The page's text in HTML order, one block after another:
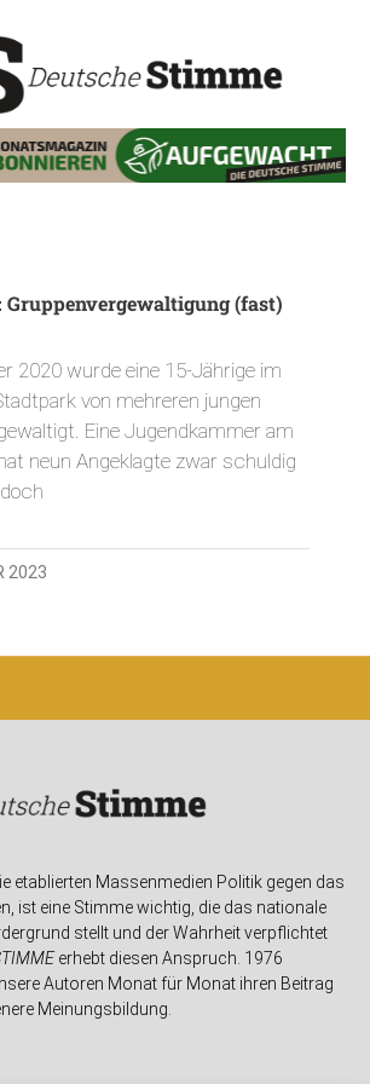
Gruppenvergewaltigung (fast)
2020 wurde eine 15-Jährige im
von mehreren jungen
Eine Jugendkammer am
neun Angeklagte zwar schuldig
2023
etablierten Massenmedien Politik gegen das
ist eine Stimme wichtig, die das nationale
stellt und der Wahrheit verpflichtet
erhebt diesen Anspruch. 1976
Autoren Monat für Monat ihren Beitrag
Meinungsbildung.